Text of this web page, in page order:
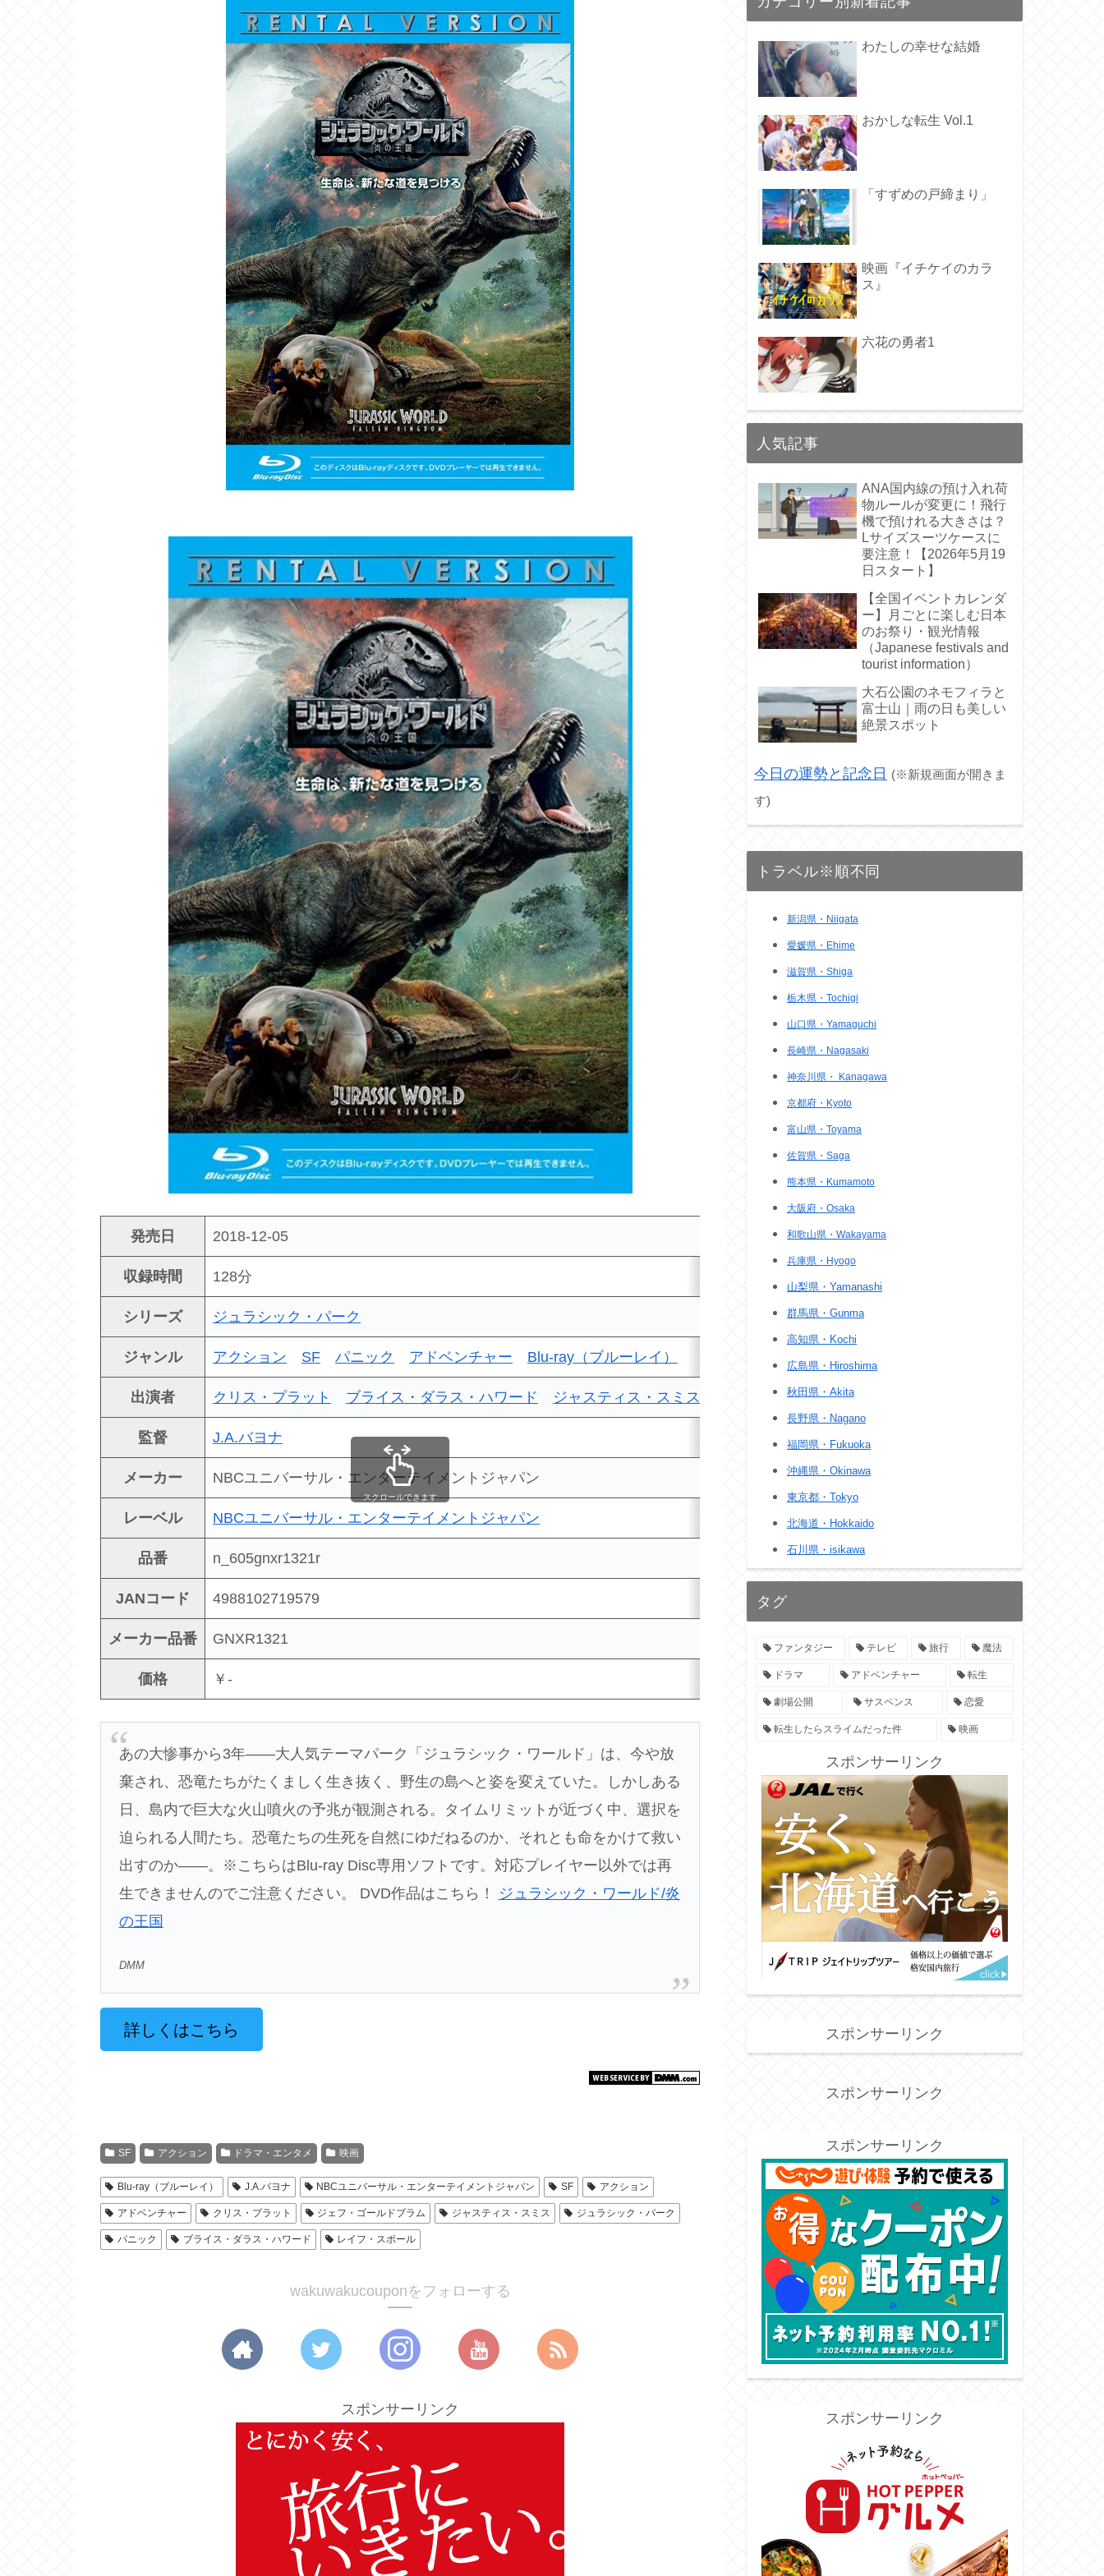
発売日 2018-12-05
収録時間 128分
シリーズ ジュラシック・パーク
ジャンル アクション SF パニック アドベンチャー Blu-ray（ブルーレイ）
出演者 クリス・プラット ブライス・ダラス・ハワード ジャスティス・スミス レイフ・スポール ジェフ・ゴールドブラム
監督 J.A.バヨナ
メーカー NBCユニバーサル・エンターテイメントジャパン
レーベル NBCユニバーサル・エンターテイメントジャパン
品番 n_605gnxr1321r
JANコード 4988102719579
メーカー品番 GNXR1321
価格 ￥-
スクロールできます
あの大惨事から3年――大人気テーマパーク「ジュラシック・ワールド」は、今や放
棄され、恐竜たちがたくましく生き抜く、野生の島へと姿を変えていた。しかしある
日、島内で巨大な火山噴火の予兆が観測される。タイムリミットが近づく中、選択を
迫られる人間たち。恐竜たちの生死を自然にゆだねるのか、それとも命をかけて救い
出すのか――。※こちらはBlu-ray Disc専用ソフトです。対応プレイヤー以外では再
生できませんのでご注意ください。 DVD作品はこちら！
ジュラシック・ワールド/炎
の王国
DMM
詳しくはこちら
SF アクション ドラマ・エンタメ 映画
Blu-ray（ブルーレイ） J.A.バヨナ NBCユニバーサル・エンターテイメントジャパン SF アクション
アドベンチャー クリス・プラット ジェフ・ゴールドブラム ジャスティス・スミス ジュラシック・パーク
パニック ブライス・ダラス・ハワード レイフ・スポール
wakuwakucouponをフォローする
スポンサーリンク
わたしの幸せな結婚
おかしな転生 Vol.1
「すずめの戸締まり」
映画『イチケイのカラ
ス』
六花の勇者1
人気記事
ANA国内線の預け入れ荷
物ルールが変更に！飛行
機で預けれる大きさは？
Lサイズスーツケースに
要注意！【2026年5月19
日スタート】
【全国イベントカレンダ
ー】月ごとに楽しむ日本
のお祭り・観光情報
（Japanese festivals and
tourist information）
大石公園のネモフィラと
富士山｜雨の日も美しい
絶景スポット
今日の運勢と記念日 (※新規画面が開きま
す)
トラベル※順不同
新潟県・Niigata
愛媛県・Ehime
滋賀県・Shiga
栃木県・Tochigi
山口県・Yamaguchi
長崎県・Nagasaki
神奈川県・ Kanagawa
京都府・Kyoto
富山県・Toyama
佐賀県・Saga
熊本県・Kumamoto
大阪府・Osaka
和歌山県・Wakayama
兵庫県・Hyogo
山梨県・Yamanashi
群馬県・Gunma
高知県・Kochi
広島県・Hiroshima
秋田県・Akita
長野県・Nagano
福岡県・Fukuoka
沖縄県・Okinawa
東京都・Tokyo
北海道・Hokkaido
石川県・isikawa
タグ
ファンタジー テレビ 旅行 魔法
ドラマ アドベンチャー 転生
劇場公開 サスペンス 恋愛
転生したらスライムだった件 映画
スポンサーリンク
スポンサーリンク
スポンサーリンク
スポンサーリンク
スポンサーリンク